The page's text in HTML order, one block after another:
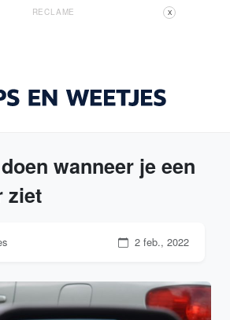
RECLAME X
wanneer je een
ziet
2 feb., 2022